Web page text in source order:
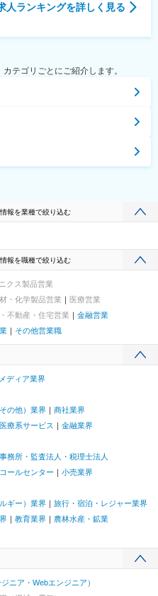
人ランキングを詳しく見る
テゴリごとにご紹介します。
報を業種で絞り込む
報を職種で絞り込む
クス製品営業
・化学製品営業
医療営業
不動産・住宅営業
金融営業
その他営業職
ディア業界
の他）業界
商社業界
療系サービス
金融業界
務所・監査法人・税理士法人
ールセンター
小売業界
ギー）業界
旅行・宿泊・レジャー業界
教育業界
農林水産・鉱業
ニア・Webエンジニア）